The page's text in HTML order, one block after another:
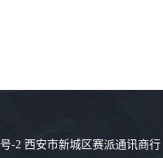
-2 西安市新城区赛派通讯商行